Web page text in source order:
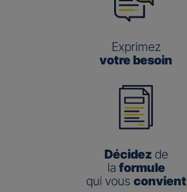
Exprimez
votre besoin
Décidezde
la formule
qui vous convient